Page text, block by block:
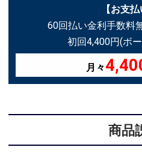
【お支払
60回払い金利手数料
初回4,400円(ボ
月々
商品